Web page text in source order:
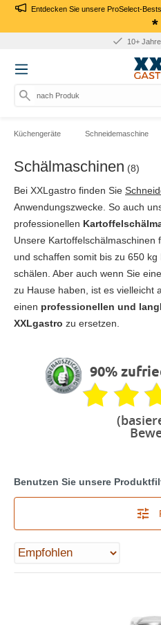
Entdecken Sie unsere ProSelect-
*
10+
nach Produkt, Ar
Küchengeräte Schneidemaschine
Schälmaschinen (8)
Bei XXLgastro finden Sie
Anwendungszwecke. So auch
professionellen
Unsere Kartoffelschälmaschinen
und schaffen somit bis zu 650
schälen. Aber auch wenn Sie
zu Hause haben, ist es vielleicht
einen professionellen und
XXLgastro zu ersetzen.
90%
Benutzen Sie unsere